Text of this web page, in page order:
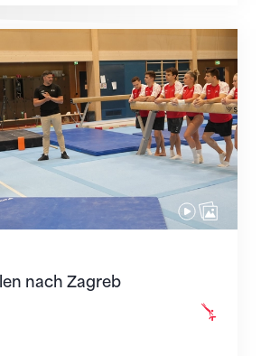
nach Zagreb
nach Zagreb